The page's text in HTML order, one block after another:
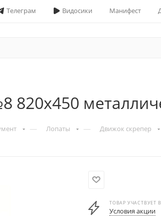
Телеграм Видосики Манифест
820х450
— Лопаты — Движок скрепер
ТОВАР УЧАСТВУЕТ
Условия акции